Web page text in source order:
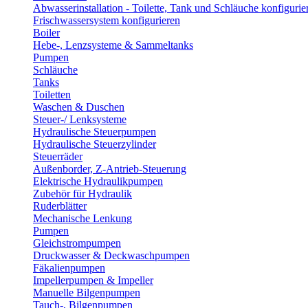
Abwasserinstallation - Toilette, Tank und Schläuche
Frischwassersystem konfigurieren
Boiler
Hebe-, Lenzsysteme & Sammeltanks
Pumpen
Schläuche
Tanks
Toiletten
Waschen & Duschen
Steuer-/ Lenksysteme
Hydraulische Steuerpumpen
Hydraulische Steuerzylinder
Steuerräder
Außenborder, Z-Antrieb-Steuerung
Elektrische Hydraulikpumpen
Zubehör für Hydraulik
Ruderblätter
Mechanische Lenkung
Pumpen
Gleichstrompumpen
Druckwasser & Deckwaschpumpen
Fäkalienpumpen
Impellerpumpen & Impeller
Manuelle Bilgenpumpen
Tauch-, Bilgenpumpen